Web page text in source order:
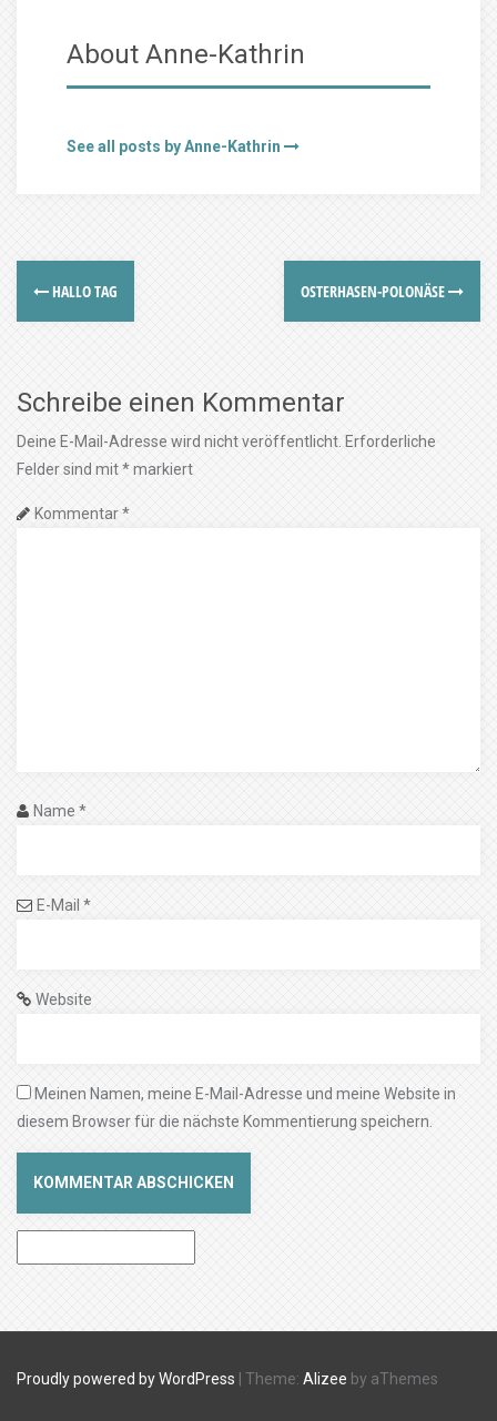
About Anne-Kathrin
See all posts by Anne-Kathrin
HALLO TAG OSTERHASEN-POLONÄSE
Schreibe einen Kommentar
Deine E-Mail-Adresse wird nicht veröffentlicht. Erforderliche
Felder sind mit*markiert
Kommentar*
Name *
E-Mail *
Website
Meinen Namen, meine E-Mail-Adresse und meine Website in
diesem Browser für die nächste Kommentierung speichern.
Proudly powered by WordPress Theme: Alizee by aThemes